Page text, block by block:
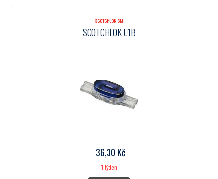
SCOTCHLOK 3M
SCOTCHLOK U1B
36,30 Kč
1 týden